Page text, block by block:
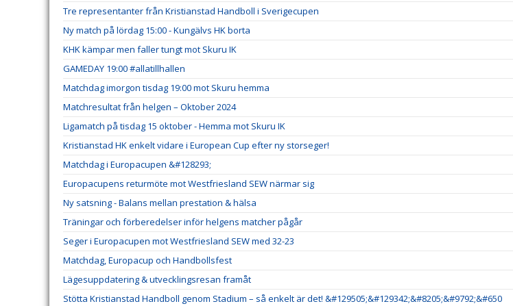
Tre representanter från Kristianstad Handboll i Sverigecupen
Ny match på lördag 15:00 - Kungälvs HK borta
KHK kämpar men faller tungt mot Skuru IK
GAMEDAY 19:00 #allatillhallen
Matchdag imorgon tisdag 19:00 mot Skuru hemma
Matchresultat från helgen – Oktober 2024
Ligamatch på tisdag 15 oktober - Hemma mot Skuru IK
Kristianstad HK enkelt vidare i European Cup efter ny storseger!
Matchdag i Europacupen &#128293;
Europacupens returmöte mot Westfriesland SEW närmar sig
Ny satsning - Balans mellan prestation & hälsa
Träningar och förberedelser inför helgens matcher pågår
Seger i Europacupen mot Westfriesland SEW med 32-23
Matchdag, Europacup och Handbollsfest
Lägesuppdatering & utvecklingsresan framåt
Stötta Kristianstad Handboll genom Stadium – så enkelt är det! &#129505;&#129342;&#8205;&#9792;&#650